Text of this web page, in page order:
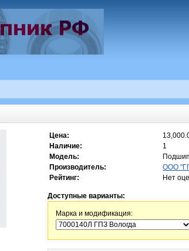
Цена:
Наличие:
1
Модель:
Производитель:
ООО
Рейтинг:
Нет
Доступные варианты:
Марка и модификация: